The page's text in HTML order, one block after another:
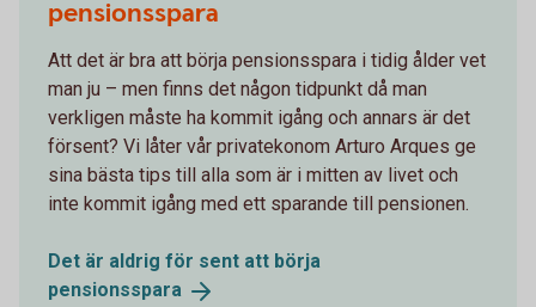
pensionsspara
Att det är bra att börja pensionsspara i tidig ålder vet
man ju – men finns det någon tidpunkt då man
verkligen måste ha kommit igång och annars är det
försent? Vi låter vår privatekonom Arturo Arques ge
sina bästa tips till alla som är i mitten av livet och
inte kommit igång med ett sparande till pensionen.
Det är aldrig för sent att börja
pensionsspara